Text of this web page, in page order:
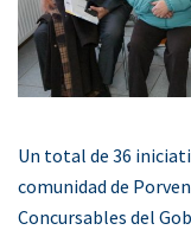
Un total de 36
comunidad de
Concursables del